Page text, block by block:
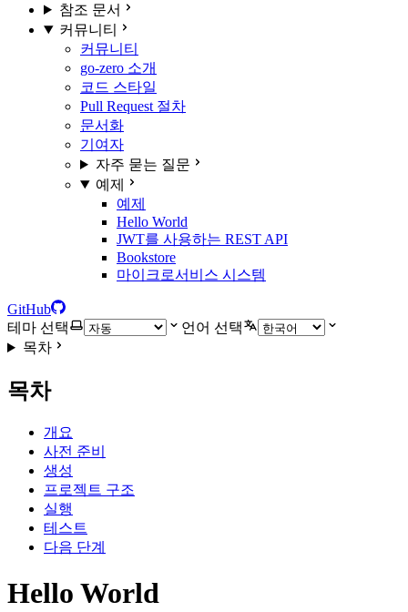
참조 문서
커뮤니티
커뮤니티
go-zero 소개
코드 스타일
Pull Request 절차
문서화
기여자
자주 묻는 질문
예제
예제
Hello World
JWT를 사용하는 REST API
Bookstore
마이크로서비스 시스템
GitHub
테마 선택
언어 선택
목차
목차
개요
사전 준비
생성
프로젝트 구조
실행
테스트
다음 단계
Hello World